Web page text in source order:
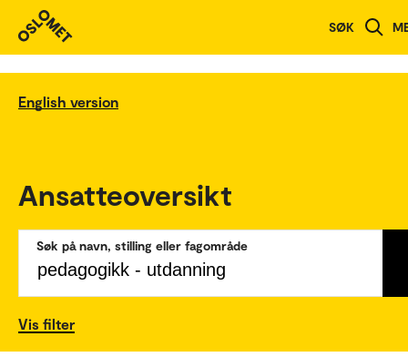
SØK
English version
Ansatteoversikt
Søk på navn, stilling eller fagområde
Vis filter